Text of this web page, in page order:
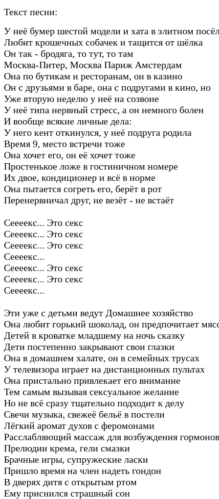
Текст песни:
У неё бумер шестой модели и хата в элитном
Любит крошечных собачек и тащится от шёлка
Он так - бродяга, то тут, то там
Москва-Питер, Москва Париж Амстердам
Она по бутикам и ресторанам, он в казино
Он с друзьями в баре, она с подругами в кино, но
Уже вторую неделю у неё на созвоне
У неё типа нервный стресс, а он немного болен
И вообще всякие личные дела:
У него кент откинулся, у неё подруга родила
Время 9, место встречи тоже
Она хочет его, он её хочет тоже
Простенькое ложе в гостиничном номере
Их двое, кондиционер и всё в норме
Она пытается согреть его, берёт в рот
Перенервничал друг, не везёт - не встаёт
Сеееекс... Это секс
Сеееекс... Это секс
Сеееекс... Это секс
Сеееекс...
Сеееекс... Это секс
Сеееекс... Это секс
Сеееекс...
Эти уже с детьми ведут Домашнее хозяйство
Она любит горький шоколад, он предпочитает
Детей в кроватке младшему на ночь сказку
Дети постепенно закрывают свои глазки
Она в домашнем халате, он в семейных трусах
У телевизора играет на дистанционных пультах
Она пристально привлекает его внимание
Тем самым вызывая сексуальное желание
Но не всё сразу тщательно подходит к делу
Свечи музыка, свежеё бельё в постели
Лёгкий аромат духов с феромонами
Расслабляющий массаж для возбуждения гормонов
Прелюдии крема, гели смазки
Брачные игры, супружеские ласки
Пришло время на член надеть гондон
В дверях дитя с открытым ртом
Ему приснился страшный сон